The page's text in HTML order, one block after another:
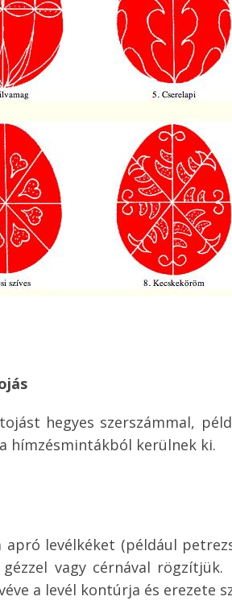
hegyes szerszámmal,
hímzésmintákból kerülnek ki.
levélkéket (például
vagy cérnával
a levél kontúrja és erezete